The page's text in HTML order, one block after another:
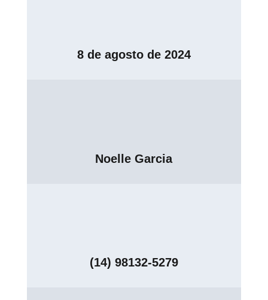
8 de agosto de 2024
Noelle Garcia
(14) 98132-5279